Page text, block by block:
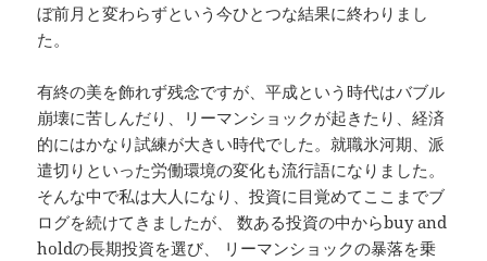
ぼ前月と変わらずという今ひとつな結果に終わりまし
た。
有終の美を飾れず残念ですが、平成という時代はバブル
崩壊に苦しんだり、リーマンショックが起きたり、経済
的にはかなり試練が大きい時代でした。就職氷河期、派
遣切りといった労働環境の変化も流行語になりました。
そんな中で私は大人になり、投資に目覚めてここまでブ
ログを続けてきましたが、 数ある投資の中からbuy and
holdの長期投資を選び、 リーマンショックの暴落を乗